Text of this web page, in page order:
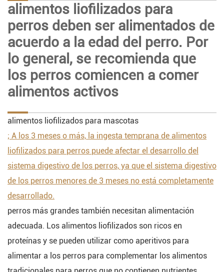
alimentos liofilizados para
perros deben ser alimentados de
acuerdo a la edad del perro. Por
lo general, se recomienda que
los perros comiencen a comer
alimentos activos
alimentos liofilizados para mascotas
; A los 3 meses o más, la ingesta temprana de alimentos
liofilizados para perros puede afectar el desarrollo del
sistema digestivo de los perros, ya que el sistema digestivo
de los perros menores de 3 meses no está completamente
desarrollado.
perros más grandes también necesitan alimentación
adecuada. Los alimentos liofilizados son ricos en
proteínas y se pueden utilizar como aperitivos para
alimentar a los perros para complementar los alimentos